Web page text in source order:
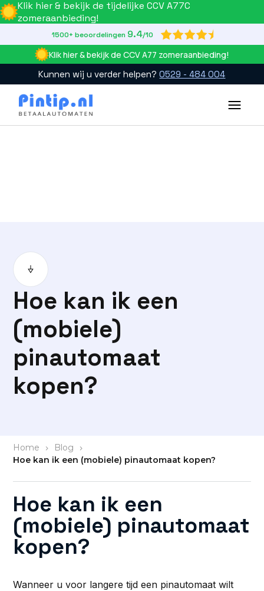
Klik hier & bekijk de tijdelijke CCV A77C
zomeraanbieding!
1500+ beoordelingen 9.4/10 
Klik hier & bekijk de CCV A77 zomeraanbieding!
Kunnen wij u verder helpen?0529 - 484 004
Hoe kan ik een
(mobiele)
pinautomaat
kopen?
Home > Blog >
Hoe kan ik een (mobiele) pinautomaat kopen?
Hoe kan ik een
(mobiele) pinautomaat
kopen?
Wanneer u voor langere tijd een pinautomaat wilt